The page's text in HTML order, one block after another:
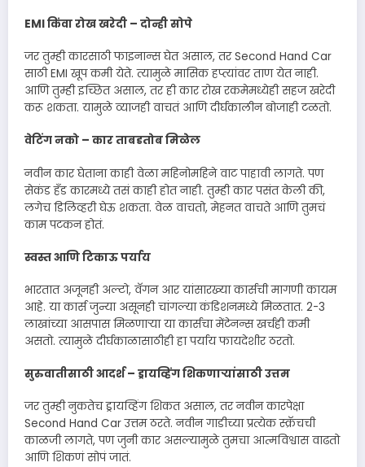
EMI किंवा रोख खरेदी – दोन्ही सोपे
जर तुम्ही कारसाठी फाइनान्स घेत असाल, तर Second Hand Car
साठी EMI खूप कमी येते. त्यामुळे मासिक हप्त्यांवर ताण येत नाही.
आणि तुम्ही इच्छित असाल, तर ही कार रोख रकमेमध्येही सहज खरेदी
करू शकता. यामुळे व्याजही वाचतं आणि दीर्घकालीन बोजाही टळतो.
वेटिंग नको – कार ताबडतोब मिळेल
नवीन कार घेताना काही वेळा महिनोमहिने वाट पाहावी लागते. पण
सेकंड हँड कारमध्ये तसं काही होत नाही. तुम्ही कार पसंत केली की,
लगेच डिलिव्हरी घेऊ शकता. वेळ वाचतो, मेहनत वाचते आणि तुमचं
काम पटकन होतं.
स्वस्त आणि टिकाऊ पर्याय
भारतात अजूनही अल्टो, वॅगन आर यांसारख्या कार्सची मागणी कायम
आहे. या कार्स जुन्या असूनही चांगल्या कंडिशनमध्ये मिळतात. 2-3
लाखांच्या आसपास मिळणाऱ्या या कार्सचा मेंटेनन्स खर्चही कमी
असतो. त्यामुळे दीर्घकाळासाठीही हा पर्याय फायदेशीर ठरतो.
सुरुवातीसाठी आदर्श – ड्रायव्हिंग शिकणाऱ्यांसाठी उत्तम
जर तुम्ही नुकतेच ड्रायव्हिंग शिकत असाल, तर नवीन कारपेक्षा
Second Hand Car उत्तम ठरते. नवीन गाडीच्या प्रत्येक स्क्रॅचची
काळजी लागते, पण जुनी कार असल्यामुळे तुमचा आत्मविश्वास वाढतो
आणि शिकणं सोपं जातं.